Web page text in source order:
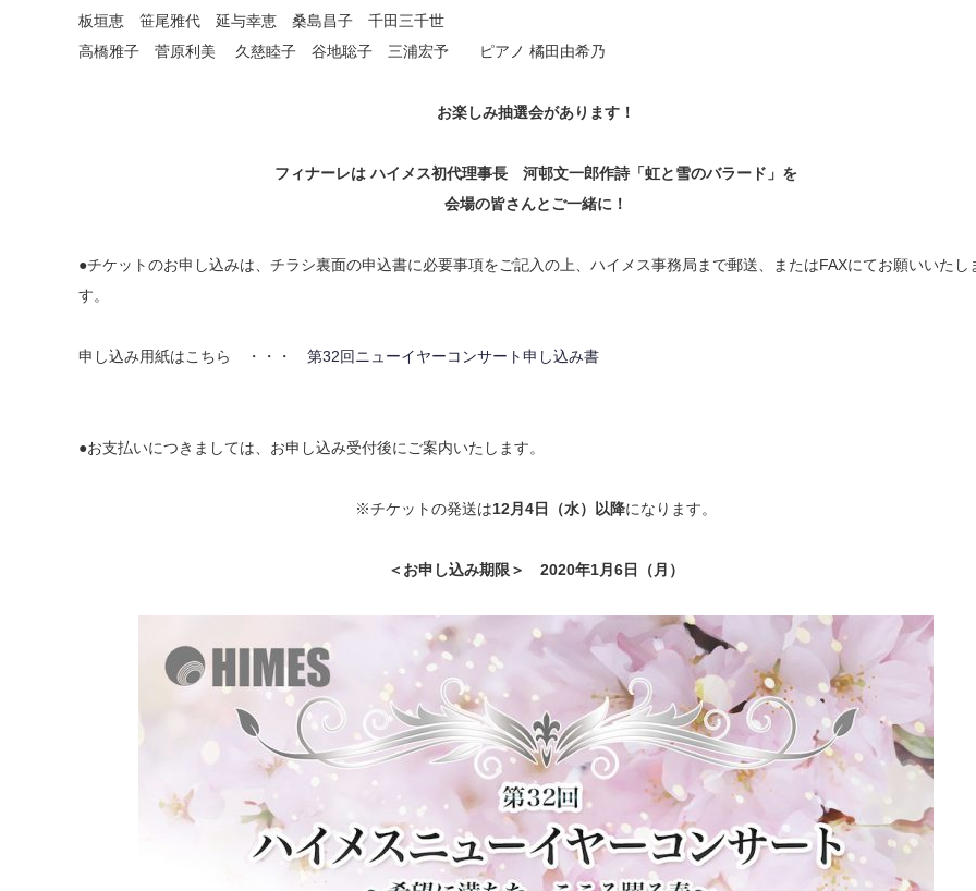
板垣恵 笹尾雅代 延与幸恵 桑島昌子 千田三千世
高橋雅子 菅原利美 久慈睦子 谷地聡子 三浦宏予 ピアノ 橘田由希乃
お楽しみ抽選会があります！
フィナーレは ハイメス初代理事長 河邨文一郎作詩「虹と雪のバラード」を
会場の皆さんとご一緒に！
●チケットのお申し込みは、チラシ裏面の申込書に必要事項をご記入の上、ハイメス事務局まで郵送、またはFAXにてお願いいたし
す。
申し込み用紙はこちら ・・・ 第32回ニューイヤーコンサート申し込み書
●お支払いにつきましては、お申し込み受付後にご案内いたします。
※チケットの発送は12月4日（水）以降になります。
＜お申し込み期限＞ 2020年1月6日（月）